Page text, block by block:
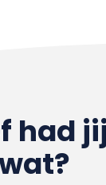
had